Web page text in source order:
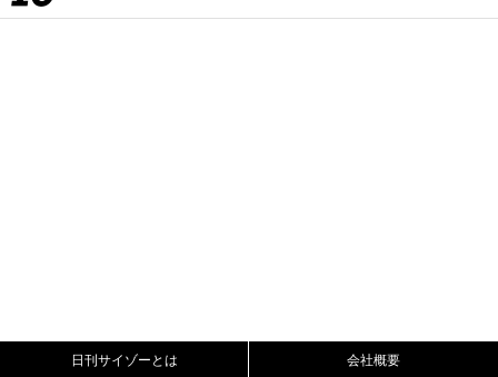
日刊サイゾーとは 会社概要